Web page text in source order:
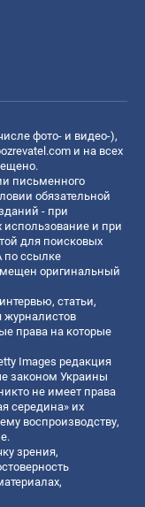
фото- и видео-),
и на всех
письменного
обязательной
- при
и при
для поисковых
по ссылке
оригинальный
статьи,
журналистов
права на которые
Images редакция
законом Украины
не имеет права
середина» их
воспроизводству,
зрения,